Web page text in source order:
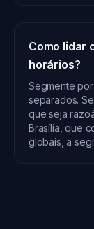
Como lidar
horários?
Segmente
separados.
que seja
Brasília, que
globais, a